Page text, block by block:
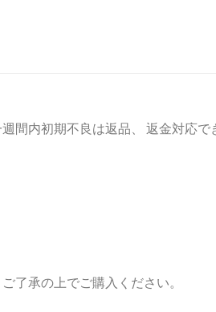
間内初期不良は返品、 返金対応で
了承の上でご購入ください。